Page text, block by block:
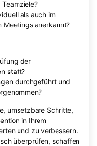
als auch im
Meetings anerkannt?
der
statt?
durchgeführt und
umsetzbare Schritte,
in Ihrem
und zu verbessern.
überprüfen, schaffen